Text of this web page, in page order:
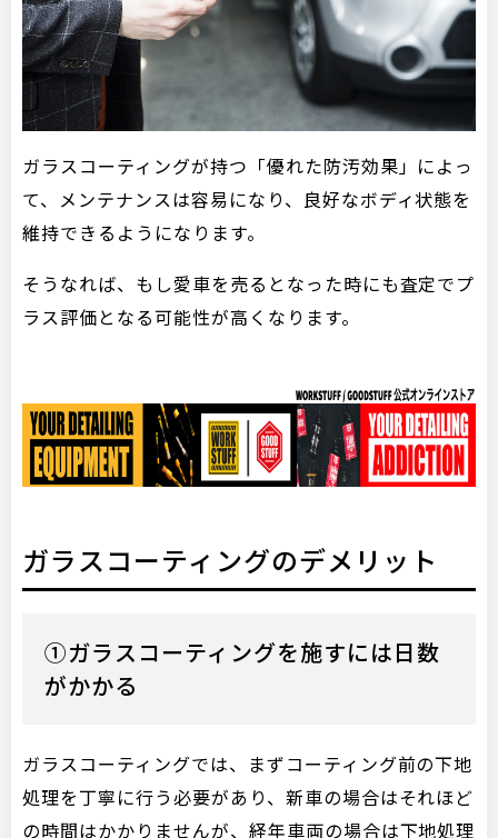
ガラスコーティングが持つ「優れた防汚効果」によっ
て、メンテナンスは容易になり、良好なボディ状態を
維持できるようになります。
そうなれば、もし愛車を売るとなった時にも査定でプ
ラス評価となる可能性が高くなります。
ガラスコーティングのデメリット
①ガラスコーティングを施すには日数
がかかる
ガラスコーティングでは、まずコーティング前の下地
処理を丁寧に行う必要があり、新車の場合はそれほど
の時間はかかりませんが、経年車両の場合は下地処理